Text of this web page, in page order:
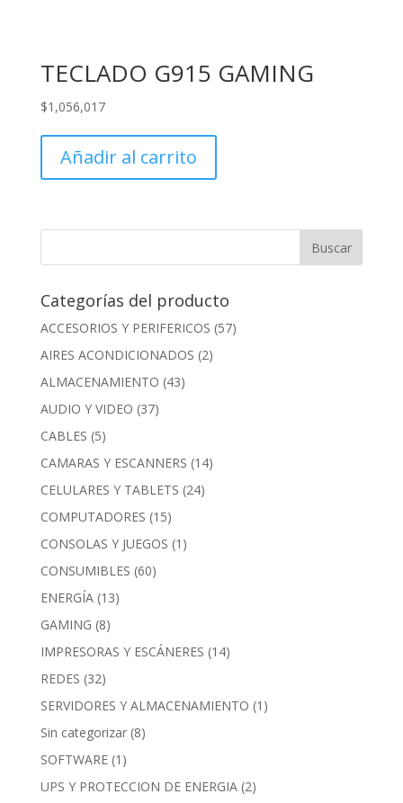
TECLADO G915 GAMING
$1,056,017
Añadir al carrito
Categorías del producto
ACCESORIOS Y PERIFERICOS (57)
AIRES ACONDICIONADOS (2)
ALMACENAMIENTO (43)
AUDIO Y VIDEO (37)
CABLES (5)
CAMARAS Y ESCANNERS (14)
CELULARES Y TABLETS (24)
COMPUTADORES (15)
CONSOLAS Y JUEGOS (1)
CONSUMIBLES (60)
ENERGÍA (13)
GAMING (8)
IMPRESORAS Y ESCÁNERES (14)
REDES (32)
SERVIDORES Y ALMACENAMIENTO (1)
Sin categorizar (8)
SOFTWARE (1)
UPS Y PROTECCION DE ENERGIA (2)